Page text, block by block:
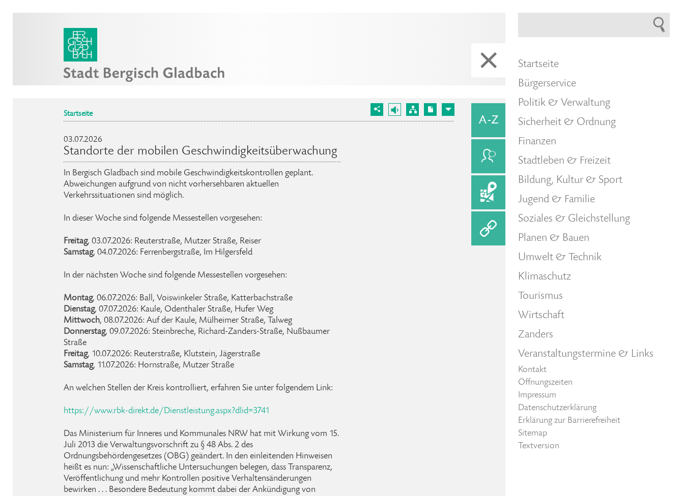
Startseite
03.07.2026
Standorte der mobilen Geschwindigkeitsüberwachung
In Bergisch Gladbach sind mobile Geschwindigkeitskontrollen geplant.
Abweichungen aufgrund von nicht vorhersehbaren aktuellen
Verkehrssituationen sind möglich.
In dieser Woche sind folgende Messestellen vorgesehen:
Freitag, 03.07.2026: Reuterstraße, Mutzer Straße, Reiser
Samstag, 04.07.2026: Ferrenbergstraße, Im Hilgersfeld
In der nächsten Woche sind folgende Messestellen vorgesehen:
Montag, 06.07.2026: Ball, Voiswinkeler Straße, Katterbachstraße
Dienstag, 07.07.2026: Kaule, Odenthaler Straße, Hufer Weg
Mittwoch, 08.07.2026: Auf der Kaule, Mülheimer Straße, Talweg
Donnerstag, 09.07.2026: Steinbreche, Richard-Zanders-Straße, Nußbaumer
Straße
Freitag, 10.07.2026: Reuterstraße, Klutstein, Jägerstraße
Samstag, 11.07.2026: Hornstraße, Mutzer Straße
An welchen Stellen der Kreis kontrolliert, erfahren Sie unter folgendem Link:
https://www.rbk-direkt.de/Dienstleistung.aspx?dlid=3741
Das Ministerium für Inneres und Kommunales NRW hat mit Wirkung vom 15.
Juli 2013 die Verwaltungsvorschrift zu § 48 Abs. 2 des
Ordnungsbehördengesetzes (OBG) geändert. In den einleitenden Hinweisen
heißt es nun: „Wissenschaftliche Untersuchungen belegen, dass Transparenz,
Veröffentlichung und mehr Kontrollen positive Verhaltensänderungen
bewirken . . . Besondere Bedeutung kommt dabei der Ankündigung von
Startseite
Bürgerservice
Politik & Verwaltung
Sicherheit & Ordnung
Finanzen
Stadtleben & Freizeit
Bildung, Kultur & Sport
Jugend & Familie
Soziales & Gleichstellung
Planen & Bauen
Umwelt & Technik
Klimaschutz
Tourismus
Wirtschaft
Zanders
Veranstaltungstermine & Links
Kontakt
Öffnungszeiten
Impressum
Datenschutzerklärung
Erklärung zur Barrierefreiheit
Sitemap
Textversion